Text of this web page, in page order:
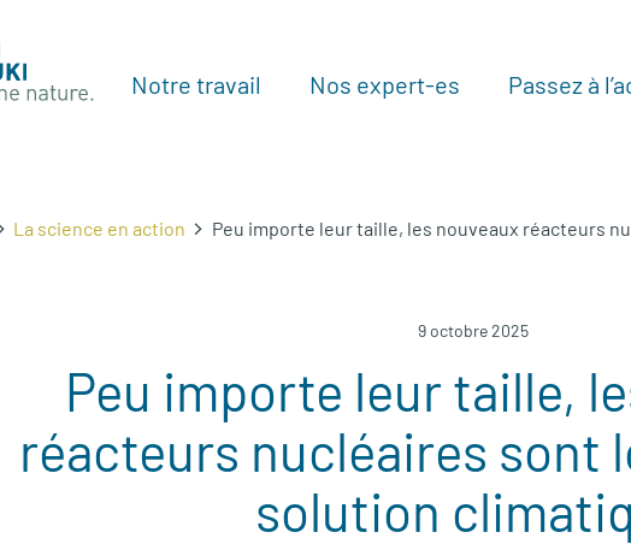
Notre travail Nos expert-es Passez à
La science en action Peu importe leur taille, les nouveaux réacteurs
9 octobre 2025
Peu importe leur taille,
réacteurs nucléaires sont
solution